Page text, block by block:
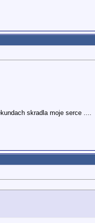
skradla moje serce ....